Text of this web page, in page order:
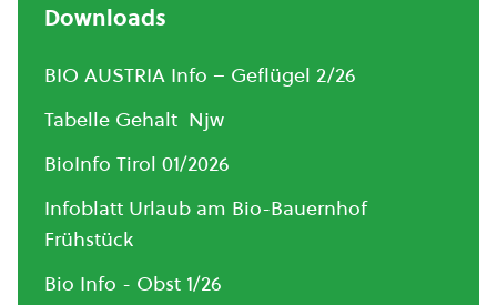
Downloads
BIO AUSTRIA Info – Geflügel 2/26
Tabelle Gehalt Njw
BioInfo Tirol 01/2026
Infoblatt Urlaub am Bio-Bauernhof
Frühstück
Bio Info - Obst 1/26